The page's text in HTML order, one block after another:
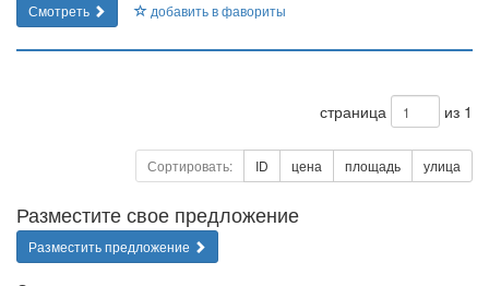
Смотреть добавить в фавориты
страница из 1
Сортировать: ID цена площадь улица
Разместите свое предложение
Разместить предложение